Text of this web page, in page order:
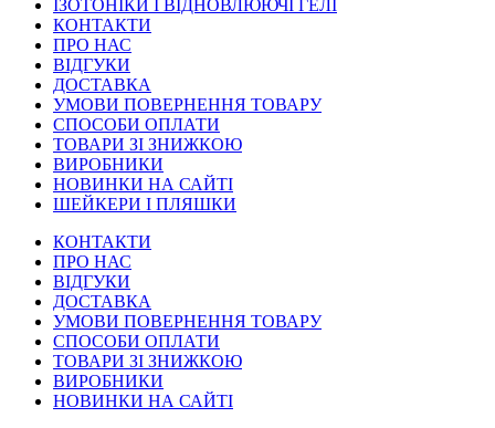
ІЗОТОНІКИ І ВІДНОВЛЮЮЧІ ГЕЛІ
КОНТАКТИ
ПРО НАС
ВІДГУКИ
ДОСТАВКА
УМОВИ ПОВЕРНЕННЯ ТОВАРУ
СПОСОБИ ОПЛАТИ
ТОВАРИ ЗІ ЗНИЖКОЮ
ВИРОБНИКИ
НОВИНКИ НА САЙТІ
ШЕЙКЕРИ І ПЛЯШКИ
КОНТАКТИ
ПРО НАС
ВІДГУКИ
ДОСТАВКА
УМОВИ ПОВЕРНЕННЯ ТОВАРУ
СПОСОБИ ОПЛАТИ
ТОВАРИ ЗІ ЗНИЖКОЮ
ВИРОБНИКИ
НОВИНКИ НА САЙТІ